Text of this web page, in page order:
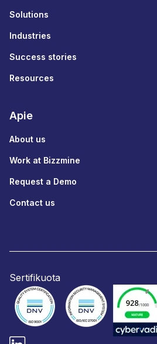
Solutions
Industries
Success stories
Resources
Apie
About us
Work at Bizzmine
Request a Demo
Contact us
Sertifikuota